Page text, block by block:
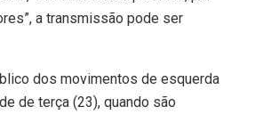
a transmissão pode ser
dos movimentos de esquerda
de terça (23), quando são